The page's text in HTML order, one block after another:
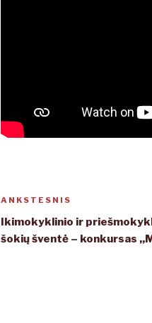
Navigacija
tarp
įrašų
Ankstesnis
įrašas
ANKSTESNIS
Ikimokyklinio ir
šokių šventė – konkursas